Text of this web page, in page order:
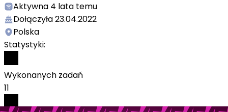
Aktywna 4 lata temu
Dołączyła23.04.2022
Polska
Statystyki:
Wykonanych zadań
11